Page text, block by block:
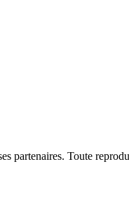
partenaires. Toute